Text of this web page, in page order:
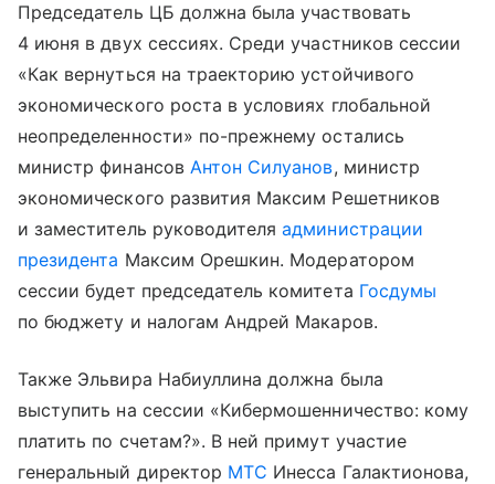
Председатель ЦБ должна была участвовать
4 июня в двух сессиях. Среди участников сессии
«Как вернуться на траекторию устойчивого
экономического роста в условиях глобальной
неопределенности» по-прежнему остались
министр финансов Антон Силуанов, министр
экономического развития Максим Решетников
и заместитель руководителяадминистрации
президента Максим Орешкин. Модератором
сессии будет председатель комитета Госдумы
по бюджету и налогам Андрей Макаров.
Также Эльвира Набиуллина должна была
выступить на сессии «Кибермошенничество: кому
платить по счетам?». В ней примут участие
генеральный директор МТС Инесса Галактионова,